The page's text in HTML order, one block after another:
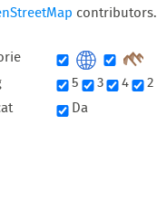
contributors.
5 3 4
2
Da